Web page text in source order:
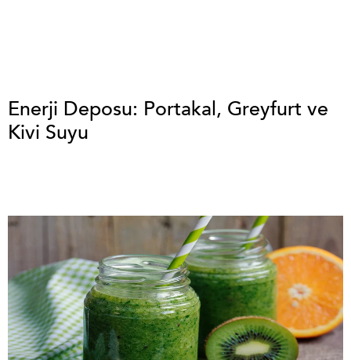
Enerji Deposu: Portakal, Greyfurt ve
Kivi Suyu